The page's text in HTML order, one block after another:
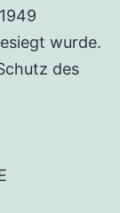
wurde.
des